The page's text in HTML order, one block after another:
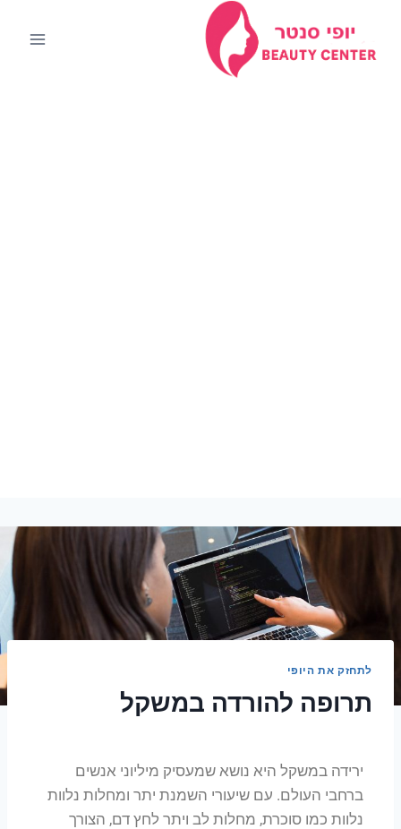
לתחזק את היופי
תרופה להורדה במשקל
ירידה במשקל היא נושא שמעסיק מיליוני אנשים
ברחבי העולם. עם שיעורי השמנת יתר ומחלות נלוות
נלוות כמו סוכרת, מחלות לב ויתר לחץ דם, הצורך